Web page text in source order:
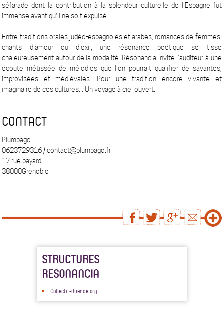
séfarade dont la contribution à la splendeur culturelle de l'Espagne fut
immense avant qu'il ne soit expulsé.
Entre traditions orales judéo-espagnoles et arabes, romances de femmes,
chants d'amour ou d'exil, une résonance poétique se tisse
chaleureusement autour de la modalité. Résonancia invite l’auditeur à une
écoute métissée de mélodies que l'on pourrait qualifier de savantes,
improvisées et médiévales. Pour une tradition encore vivante et
imaginaire de ces cultures... Un voyage à ciel ouvert.
CONTACT
Plumbago
0623729316 / contact@plumbago.fr
17 rue bayard
38000Grenoble
STRUCTURES
RESONANCIA
Collectif-duende.org